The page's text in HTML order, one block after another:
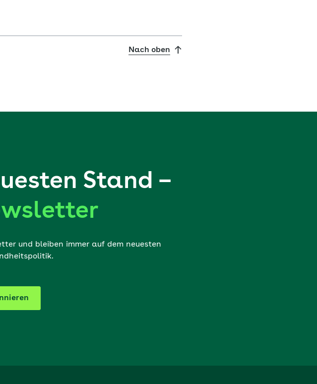
Nach oben
Stand –
und bleiben immer auf dem neuesten